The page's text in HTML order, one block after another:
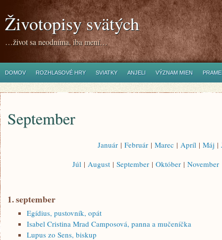
Životopisy svätých
…život sa neodníma, iba mení…
DOMOV ROZHLASOVÉ HRY SVIATKY ANJELI VÝZNAM MIEN
September
Január | Február | Marec | Apríl | Máj |
Júl | August | September | Október | November
1. september
Egídius, pustovník, opát
Isabel Cristina Mrad Camposová, panna a mučeníčka
Lupus zo Sens, biskup